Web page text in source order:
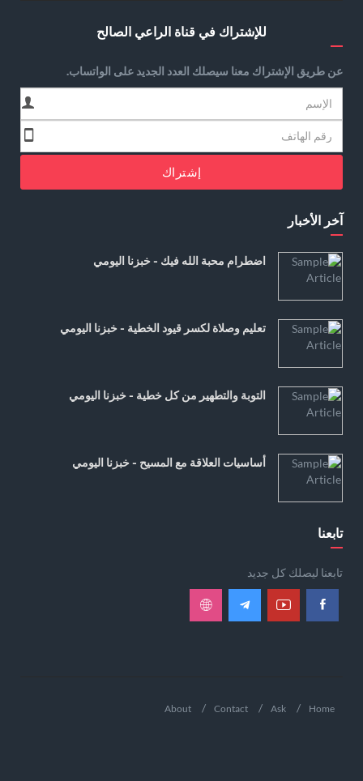
للإشتراك في قناة الراعي الصالح
عن طريق الإشتراك معنا سيصلك العدد الجديد على الواتساب.
إشتراك
آخر الأخبار
اضطرام محبة الله فيك - خبزنا اليومي
تعليم وصلاة لكسر قيود الخطية - خبزنا اليومي
التوبة والتطهير من كل خطية - خبزنا اليومي
أساسيات العلاقة مع المسيح - خبزنا اليومي
تابعنا
تابعنا ليصلك كل جديد
Home
Ask
Contact
About